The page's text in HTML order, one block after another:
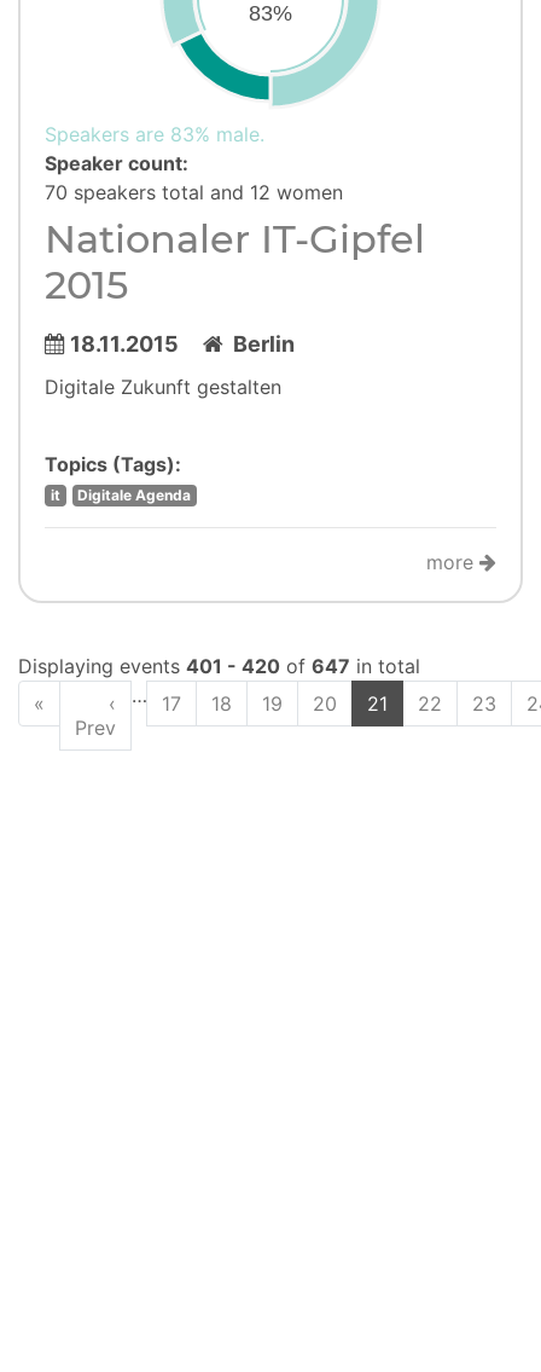
83%
Speakers are 83% male.
Speaker count:
70 speakers total and 12 women
Nationaler IT-Gipfel
2015
18.11.2015 Berlin
Digitale Zukunft gestalten
Topics (Tags):
it Digitale Agenda
more
Displaying events 401 - 420 of 647 in total
«
‹
Prev
… 17 18 19 20 21 22 23